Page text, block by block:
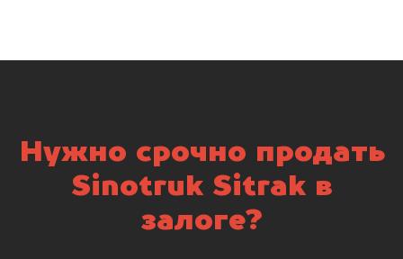
Нужно срочно продать
Sinotruk Sitrak в
залоге?